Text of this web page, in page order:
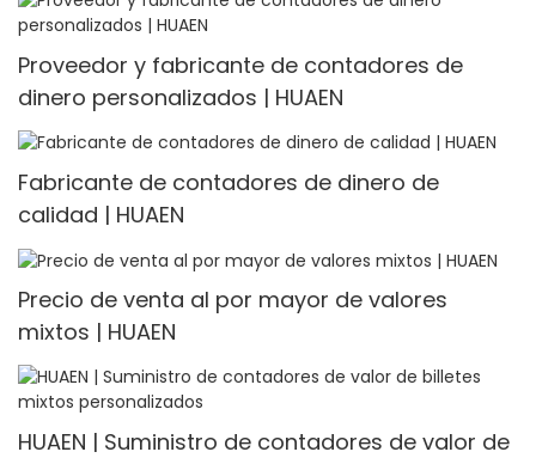
Proveedor y fabricante de contadores de
dinero personalizados | HUAEN
Fabricante de contadores de dinero de
calidad | HUAEN
Precio de venta al por mayor de valores
mixtos | HUAEN
HUAEN | Suministro de contadores de valor de